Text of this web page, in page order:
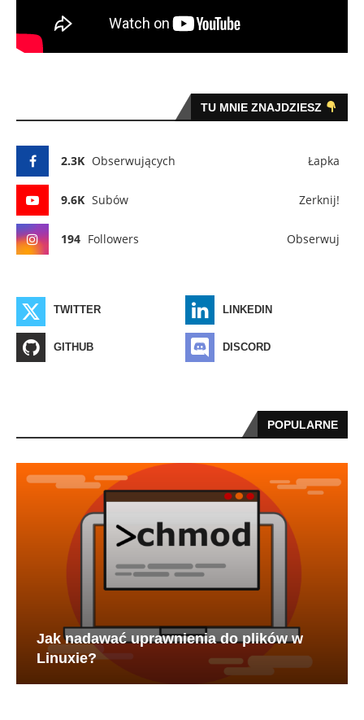
TU MNIE ZNAJDZIESZ
2.3K Obserwujących Łapka
9.6K Subów Zerknij!
194 Followers Obserwuj
TWITTER LINKEDIN
GITHUB DISCORD
POPULARNE
Jak nadawać uprawnienia do plików w
Linuxie?